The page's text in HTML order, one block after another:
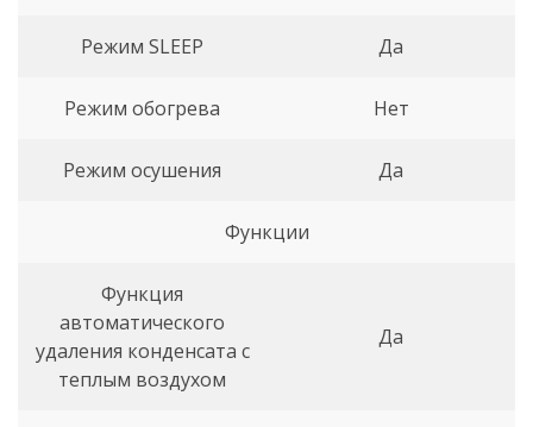
Режим SLEEP Да
Режим обогрева Нет
Режим осушения Да
Функции
Функция
автоматического
удаления конденсата с
теплым воздухом
Да